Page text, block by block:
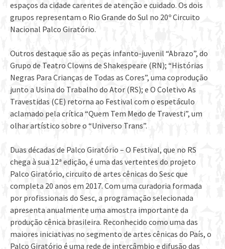
espaços da cidade carentes de atenção e cuidado. Os dois
grupos representam o Rio Grande do Sul no 20º Circuito
Nacional Palco Giratório.
Outros destaque são as peças infanto-juvenil “Abrazo”, do
Grupo de Teatro Clowns de Shakespeare (RN); “Histórias
Negras Para Crianças de Todas as Cores”, uma coprodução
junto a Usina do Trabalho do Ator (RS); e O Coletivo As
Travestidas (CE) retorna ao Festival com o espetáculo
aclamado pela crítica “Quem Tem Medo de Travesti”, um
olhar artístico sobre o “Universo Trans”.
Duas décadas de Palco Giratório – O Festival, que no RS
chega à sua 12ª edição, é uma das vertentes do projeto
Palco Giratório, circuito de artes cênicas do Sesc que
completa 20 anos em 2017. Com uma curadoria formada
por profissionais do Sesc, a programação selecionada
apresenta anualmente uma amostra importante da
produção cênica brasileira. Reconhecido como uma das
maiores iniciativas no segmento de artes cênicas do País, o
Palco Giratório é uma rede de intercâmbio e difusão das